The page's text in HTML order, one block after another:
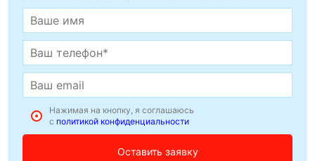
Нажимая на кнопку, я соглашаюсь
с политикой конфиденциальности